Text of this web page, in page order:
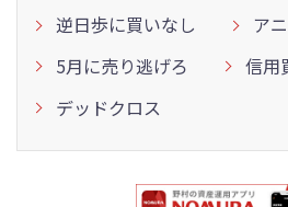
逆日歩に買いなし
ア
5月に売り逃げろ
信用
デッドクロス